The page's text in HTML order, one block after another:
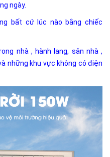
ngày.
bất cứ lúc nào bằng chiếc
nhà , hành lang, sân nhà ,
những khu vực không có điện